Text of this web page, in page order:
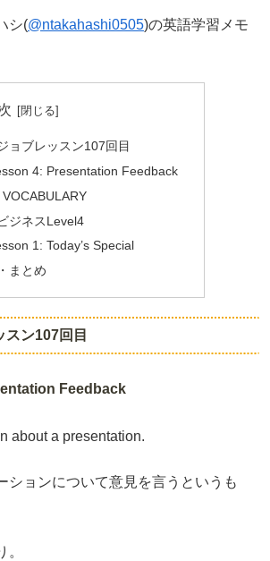
シ(@ntakahashi0505)の英語学習メモ
ョブレッスン107回目
4: Presentation Feedback
VOCABULARY
ジネスLevel4
1: Today’s Special
まとめ
スン107回目
Feedback
about a presentation.
ションについて意見を言うというも